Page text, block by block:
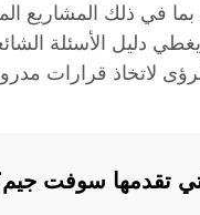
يغطي دليل الأسئلة
لاتخاذ قرارات
تقدمها سوفت